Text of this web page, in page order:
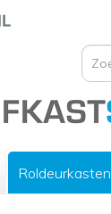
Roldeurkasten